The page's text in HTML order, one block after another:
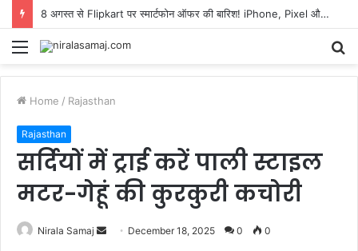
8 अगस्त से Flipkart पर स्मार्टफोन ऑफर की बारिश! iPhone, Pixel और Galaxy पर मिलेंगे धमाकेदार डिस्काउंट
Menu
Home / Rajasthan
Rajasthan
सर्दियों में ट्राई करें पाली स्टाइल
मटर-गेहूं की कुरकुरी कचोरी
Nirala Samaj
Send December 18, 2025 0 0